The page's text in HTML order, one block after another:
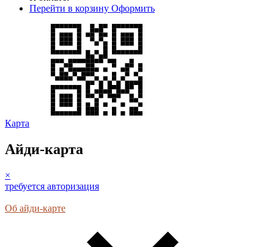
Перейти в корзину Оформить
Карта
Айди-карта
×
требуется авторизация
Об айди-карте